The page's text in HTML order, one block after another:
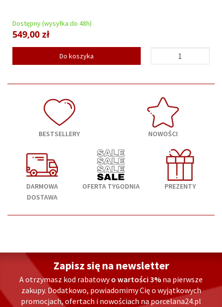
Dostępny (wysyłka do 48h)
549,00 zł
Do koszyka
BESTSELLERY NOWOŚCI
DARMOWA
DOSTAWA
OFERTA TYGODNIA PREZENTY
Zapisz się na newsletter
A otrzymasz kod rabatowyo wartości 3% na pierwsze
zakupy. Dodatkowo, powiadomimy Cię o wyjątkowych
promocjach, ofertach i nowościach na porcelana24.pl